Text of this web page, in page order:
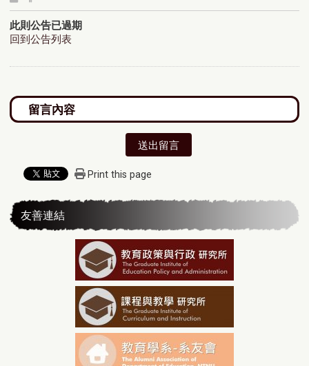
此則公告已過期
回到公告列表
送出留言
Print this page
友善連結